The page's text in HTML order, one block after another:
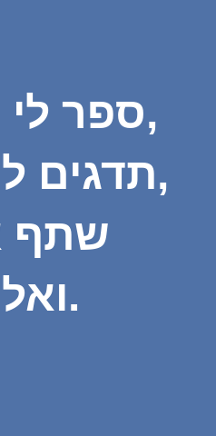
ספר לי ואשכח,
תדגים לי ואזכור,
שתף
ואלמד.